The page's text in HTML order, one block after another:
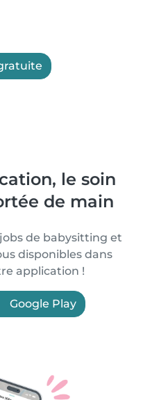
le soin
de main
de babysitting et
disponibles dans
application !
Google Play